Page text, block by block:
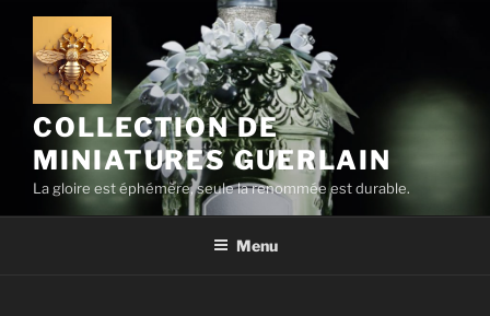
Aller
contenu
principal
COLLECTION DE
MINIATURES GUERLAIN
La gloire est éphémère, seule la renommée est durable.
Menu